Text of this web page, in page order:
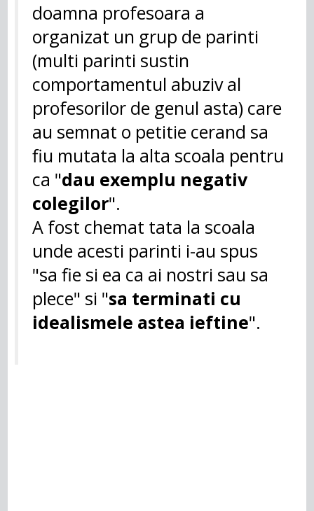
doamna profesoara a
organizat un grup de parinti
(multi parinti sustin
comportamentul abuziv al
profesorilor de genul asta) care
au semnat o petitie cerand sa
fiu mutata la alta scoala pentru
ca "dau exemplu negativ
colegilor".
A fost chemat tata la scoala
unde acesti parinti i-au spus
"sa fie si ea ca ai nostri sau sa
plece" si "sa terminati cu
idealismele astea ieftine".